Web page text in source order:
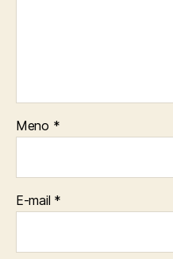
Meno *
E-mail *